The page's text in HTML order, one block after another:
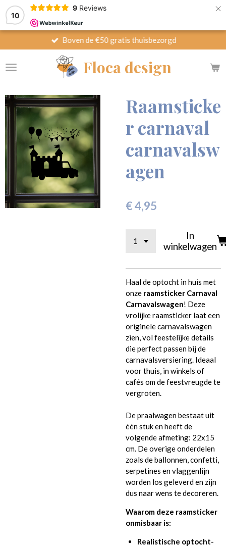
10
9 Reviews ×
Floca design
Boven de €50 gratis thuisbezorgd
Raamsticke
r carnaval
carnavalsw
agen
€ 4,95
In
winkelwagen
Haal de optocht in huis met
onze raamsticker Carnaval
Carnavalswagen! Deze
vrolijke raamsticker laat een
originele carnavalswagen
zien, vol feestelijke details
die perfect passen bij de
carnavalsversiering. Ideaal
voor thuis, in winkels of
cafés om de feestvreugde te
vergroten.
De praalwagen bestaat uit
één stuk en heeft de
volgende afmeting: 22x15
cm. De overige onderdelen
zoals de ballonnen, confetti,
serpetines en vlaggenlijn
worden los geleverd en zijn
dus naar wens te decoreren.
Waarom deze raamsticker
onmisbaar is:
Realistische optocht-